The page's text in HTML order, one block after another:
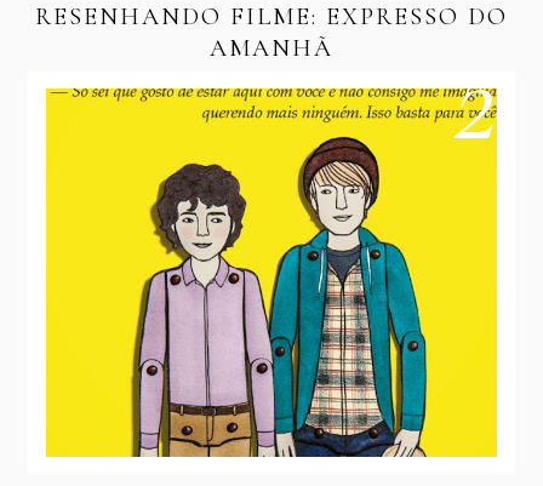
RESENHANDO FILME: EXPRESSO DO
AMANHÃ